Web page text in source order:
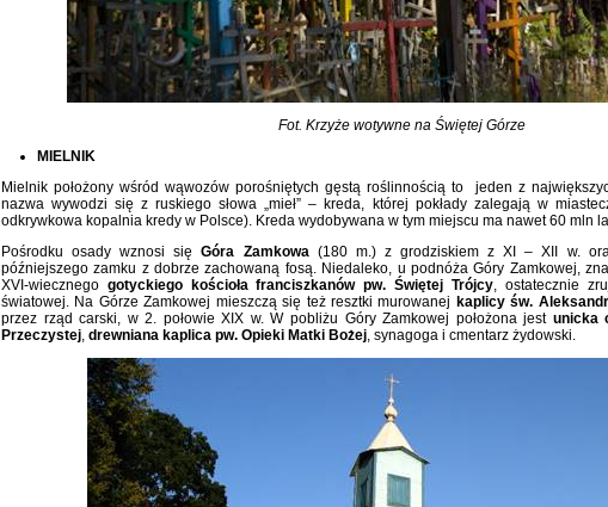
Fot. Krzyże wotywne na Świętej Górze
MIELNIK
Mielnik położony wśród wąwozów porośniętych gęstą roślinnością to jeden z
nazwa wywodzi się z ruskiego słowa „mieł” – kreda, której pokłady zalegają w
odkrywkowa kopalnia kredy w Polsce). Kreda wydobywana w tym miejscu ma nawet 60 mln
Pośrodku osady wznosi sięGóra Zamkowa(180 m.) z grodziskiem z XI – XII w.
późniejszego zamku z dobrze zachowaną fosą. Niedaleko, u podnóża Góry Zamkowej,
XVI-wiecznego gotyckiego kościoła franciszkanów pw. Świętej Trójcy, ostatecznie
światowej. Na Górze Zamkowej mieszczą się też resztki murowanej kaplicy św.
przez rząd carski, w 2. połowie XIX w. W pobliżu Góry Zamkowej położona jest unicka
Przeczystej, drewniana kaplica pw. Opieki Matki Bożej, synagoga i cmentarz żydowski.